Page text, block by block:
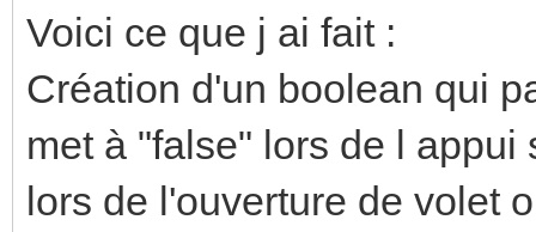
Voici ce que j ai fait :
Création d'un boolean qui
met à "false" lors de l
lors de l'ouverture de volet